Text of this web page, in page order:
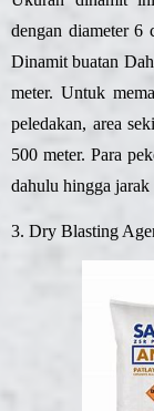
dengan diameter 6
Dinamit buatan
meter. Untuk
peledakan, area
500 meter. Para
dahulu hingga jarak
3. Dry Blasting